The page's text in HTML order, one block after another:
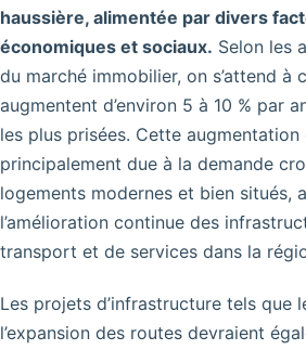
haussière, alimentée par divers
économiques et sociaux. Selon les
du marché immobilier, on s’attend à
augmentent d’environ 5 à 10 % par
les plus prisées. Cette augmentation
principalement due à la demande
logements modernes et bien situés,
l’amélioration continue des
transport et de services dans la
Les projets d’infrastructure tels que
l’expansion des routes devraient